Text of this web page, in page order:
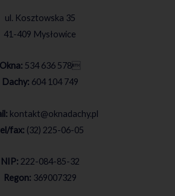
ul. Kosztowska 35
41-409 Mysłowice
Okna: 534 636 578
Dachy: 604 104 749
kontakt@oknadachy.pl
fax: (32) 225-06-05
NIP: 222-084-85-32
Regon: 369007329